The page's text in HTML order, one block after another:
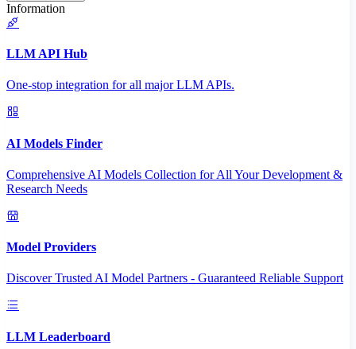
Information
LLM API Hub
One-stop integration for all major LLM APIs.
AI Models Finder
Comprehensive AI Models Collection for All Your Development &
Research Needs
Model Providers
Discover Trusted AI Model Partners - Guaranteed Reliable Support
LLM Leaderboard